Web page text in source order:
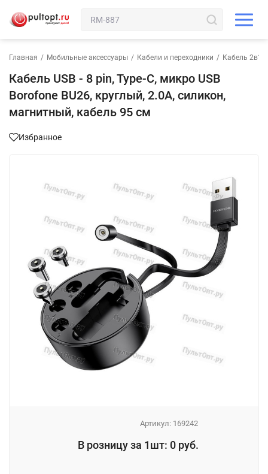
Главная / Мобильные аксессуары / Кабели и переходники / Кабель 2в1 и
Кабель USB - 8 pin, Type-C, микро USB
Borofone BU26, круглый, 2.0A, силикон,
магнитный, кабель 95 см
Избранное
Артикул: 169242
В розницу за 1шт: 0 руб.